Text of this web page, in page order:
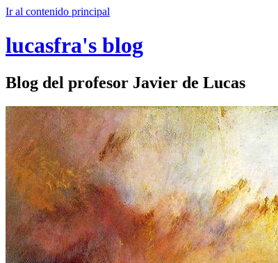
Ir al contenido principal
lucasfra's blog
Blog del profesor Javier de Lucas